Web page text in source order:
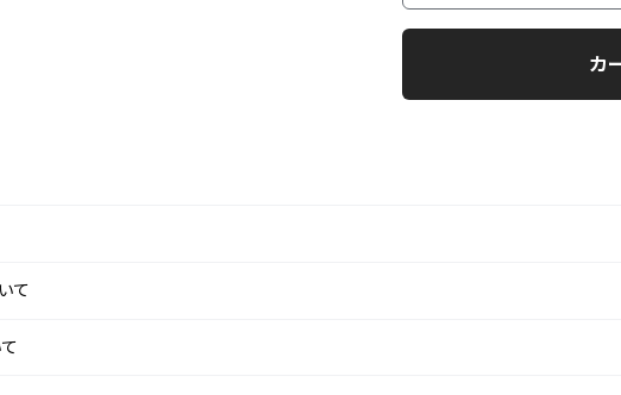
カ
て